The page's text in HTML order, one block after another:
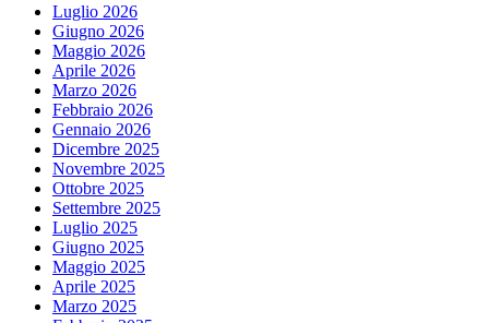
Luglio 2026
Giugno 2026
Maggio 2026
Aprile 2026
Marzo 2026
Febbraio 2026
Gennaio 2026
Dicembre 2025
Novembre 2025
Ottobre 2025
Settembre 2025
Luglio 2025
Giugno 2025
Maggio 2025
Aprile 2025
Marzo 2025